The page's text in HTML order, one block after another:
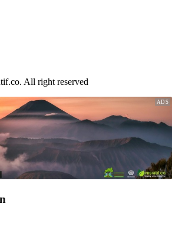
All right reserved